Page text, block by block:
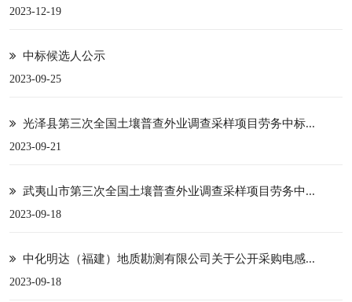
2023-12-19
中标候选人公示
2023-09-25
光泽县第三次全国土壤普查外业调查采样项目劳务中标...
2023-09-21
武夷山市第三次全国土壤普查外业调查采样项目劳务中...
2023-09-18
中化明达（福建）地质勘测有限公司关于公开采购电感...
2023-09-18